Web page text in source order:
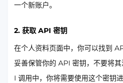
一个新账户。
2. 获取 API 密钥
在个人资料页面中，你可以找到
妥善保管你的 API 密钥，不要将
I 调用中，你将需要使用这个密钥进